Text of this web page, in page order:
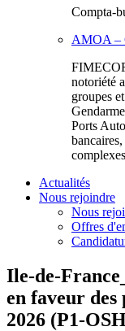
Compta-
AMOA –
notoriété
groupes
Ports
Actualités
Nous rejoindre
Nous
Offres
Ile-de-
en faveur des
2026 (P1-